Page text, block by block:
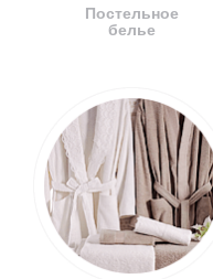
Постельное
белье